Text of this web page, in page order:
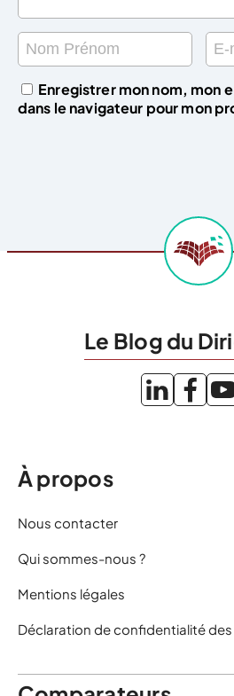
Enregistrer mon nom, mon
dans le navigateur pour mon
Le Blog du
À propos
Nous contacter
Qui sommes-nous ?
Mentions légales
Déclaration de confidentialité